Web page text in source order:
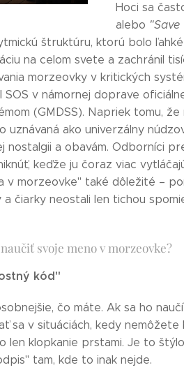
Hoci sa
alebo "Save
štruktúru, ktorú bolo
na celom svete a zachránil
morzeovky v kritických
SOS v námornej doprave
(GMDSS). Napriek tomu,
uznávaná ako univerzálny
nostalgii a obavám. Odborníci
keďže ju čoraz viac
v morzeovke" také dôležité –
čiarky neostali len tichou
svoje meno v morzeovke?
kód"
čo máte. Ak sa ho
sa v situáciách, kedy nemôžete
len klopkanie prstami. Je to
tam, kde to inak nejde.